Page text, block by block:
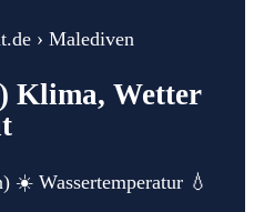
› Malediven
Klima, Wetter
☀️ Wassertemperatur 💧